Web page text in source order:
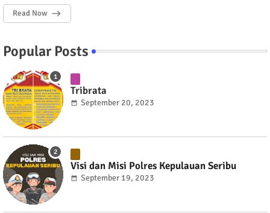
Read Now
Popular Posts
Tribrata
September 20, 2023
Visi dan Misi Polres Kepulauan Seribu
September 19, 2023